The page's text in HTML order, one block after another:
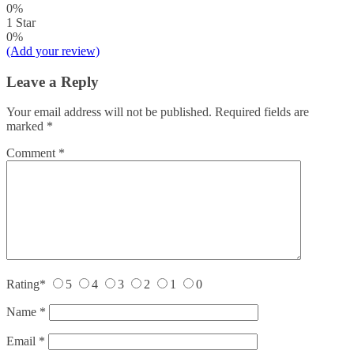
0%
1 Star
0%
(Add your review)
Leave a Reply
Your email address will not be published. Required fields are
marked *
Comment *
Rating* 5 4 3 2 1 0
Name *
Email *